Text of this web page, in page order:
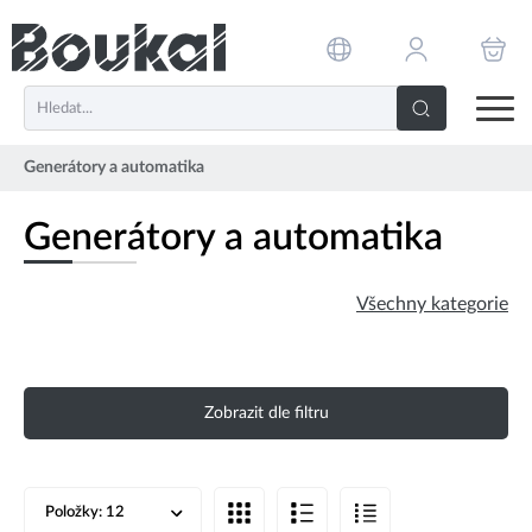
Generátory a automatika
Generátory a automatika
Všechny kategorie
Zobrazit dle filtru
Položky: 12